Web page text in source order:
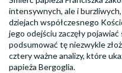
intensywnych, ale i
dziejach współczesnego
jego odejściu zaczęły
podsumować tę niezwykle
cztery ważne analizy, które
papieża Bergoglia.